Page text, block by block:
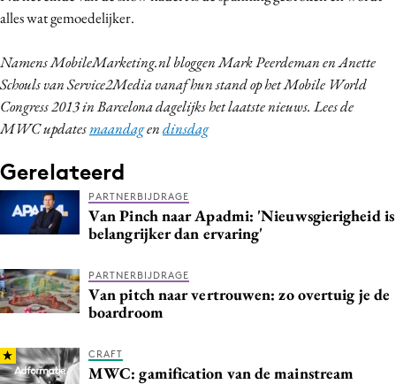
alles wat gemoedelijker.
Namens MobileMarketing.nl bloggen Mark Peerdeman en Anette
Schouls van Service2Media vanaf hun stand op het Mobile World
Congress 2013 in Barcelona dagelijks het laatste nieuws. Lees de
MWC updatesmaandagendinsdag
Gerelateerd
PARTNERBIJDRAGE
Van Pinch naar Apadmi: 'Nieuwsgierigheid is
belangrijker dan ervaring'
PARTNERBIJDRAGE
Van pitch naar vertrouwen: zo overtuig je de
boardroom
CRAFT
MWC: gamification van de mainstream